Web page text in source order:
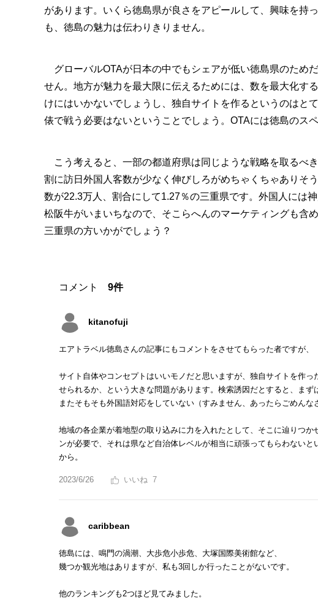
があります。いくら徳島県が良さをアピールして、興味を持
も、徳島の魅力は伝わりきりません。
グローバルOTAが日本の中でもシェアが低い徳島県のため
せん。地方が魅力を最大限に伝えるためには、数を最大化す
けにはいかないでしょうし、独自サイトを作るというのはと
俵で戦う必要はないということでしょう。OTAには徳島のス
こう考えると、一部の都道府県は同じような戦略を取るべ
割に訪日外国人客数が少なく伸びしろがめちゃくちゃありそ
数が22.3万人、割合にして1.27％の三重県です。外国人には
松阪牛がいまいちなので、そこらへんのマーケティングも含
三重県の方いかがでしょう？
コメント 9件
kitanofuji
エアトラベル徳島さんの記事にもコメントをさせてもらった者ですが、
サイト自体やコンセプトはいいモノだと思いますが、独自サイトを作
せられるか、という大きな問題があります。検索誘因だとすると、まず
またそもそも外国語対応をしていない（すみません、あったらごめんな
地域の各企業が着地型の取り込みに力を入れたとして、そこに辿りつ
ンが必要で、それは県など自治体レベルが相当に頑張ってもらわない
から。
2023/6/26 7
caribbean
徳島には、鳴門の渦潮、大歩危小歩危、大塚国際美術館など、
幾つか観光地はありますが、私も3回しか行ったことがないです。
他のランキングも2つほど見てみました。